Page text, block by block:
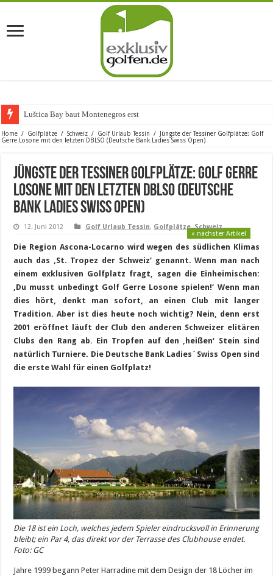
Luštica Bay baut Montenegros erste Golf-Com
Home / Golfplätze / Schweiz / Golf Urlaub Tessin /
Jüngste der Tessiner Golfplätze: Golf
Gerre Losone mit den letzten DBLSO (Deutsche Bank Ladies Swiss Open)
Jüngste der Tessiner Golfplätze: Golf Gerre
Losone mit den letzten DBLSO (Deutsche
Bank Ladies Swiss Open)
12. Juni 2012 Golf Urlaub Tessin, Golfplätze,Schweiz
» nächster Artikel
Die Region Ascona-Locarno wird wegen des südlichen Klimas
auch das ‚St. Tropez der Schweiz‘ genannt. Wenn man nach
einem exklusiven Golfplatz fragt, sagen die Einheimischen:
‚Du musst unbedingt Golf Gerre Losone spielen!‘ Wenn man
dies hört, denkt man sofort, an einen Club mit langer
Tradition. Aber ist dies heute noch wichtig? Nein, denn erst
2001 eröffnet läuft der Club den anderen Schweizer elitären
Clubs den Rang ab. Ein Tropfen auf den ‚heißen‘ Stein sind
natürlich Turniere. Die Deutsche Bank Ladies´Swiss Open sind
die erste Wahl für einen Golfplatz!
Die 18 ist ein Loch, welches jedem Spieler eindrucksvoll in Erinnerung
bleibt; ein Par 4, das direkt vor der Terrasse des Clubhouse endet.
Foto: GC
Jahre 1999 begann Peter Harradine mit dem Design der 18 Löcher im